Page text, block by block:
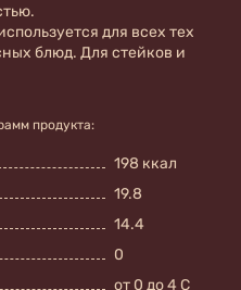
для всех тех
блюд. Для стейков и
продукта:
198 ккал
19.8
14.4
0
от 0 до 4 С